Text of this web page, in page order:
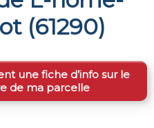
(61290)
une fiche d’info sur le
de ma parcelle